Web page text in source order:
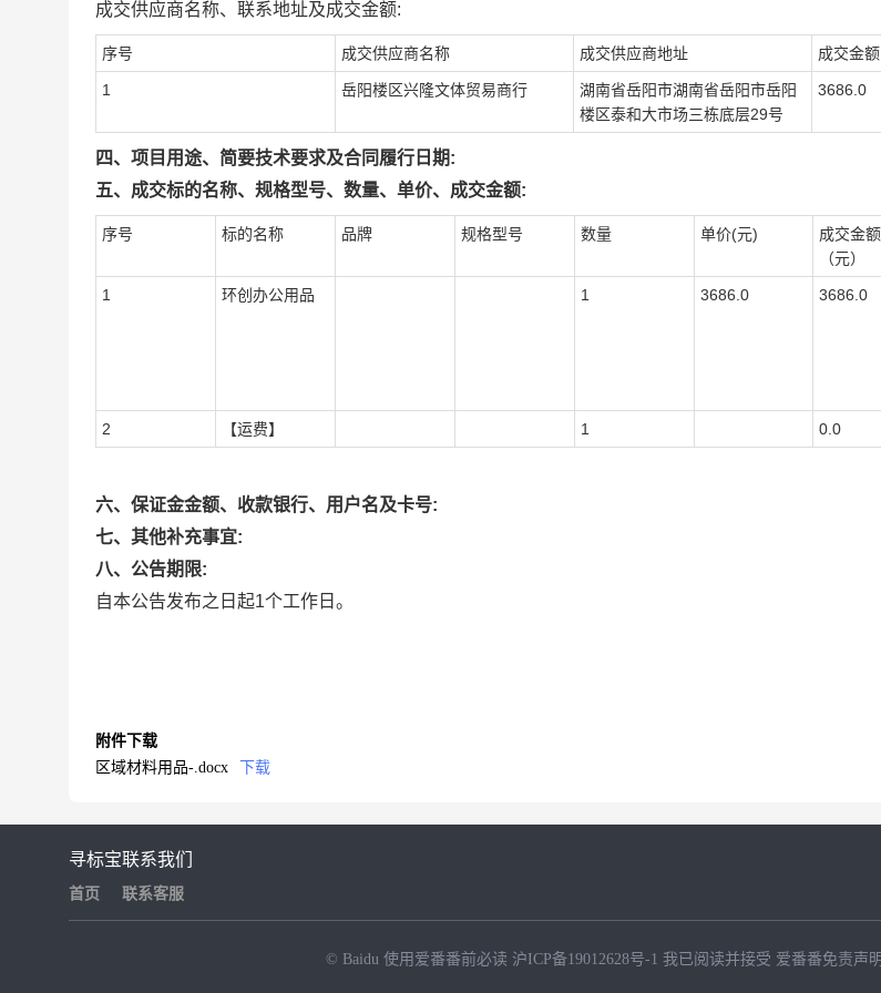
成交供应商名称、联系地址及成交金额:
序号 成交供应商名称 成交供应商地址 成交金额
1 岳阳楼区兴隆文体贸易商行
湖南省岳阳市湖南省岳阳市岳阳
楼区泰和大市场三栋底层29号
3686.0
四、项目用途、简要技术要求及合同履行日期:
五、成交标的名称、规格型号、数量、单价、成交金额:
序号 标的名称 品牌 规格型号 数量 单价(元)
成交金额
（元）
1 环创办公用品 1 3686.0 3686.0
2 【运费】 1 0.0
六、保证金金额、收款银行、用户名及卡号:
七、其他补充事宜:
八、公告期限:
自本公告发布之日起1个工作日。
附件下载
区域材料用品-.docx
下载
寻标宝
首页
联系我们
联系客服
© Baidu 使用爱番番前必读 沪ICP备19012628号-1 我已阅读并接受 爱番番免责声明